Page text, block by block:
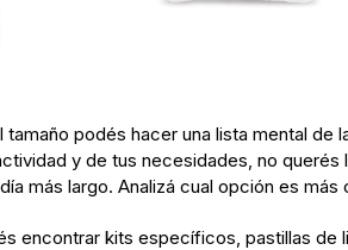
podés hacer una lista mental de
y de tus necesidades, no
más largo. Analizá cual opción es
encontrar kits específicos, pastillas